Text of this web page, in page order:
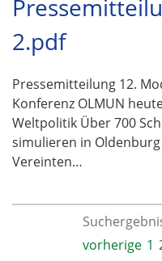
2.pdf
Pressemitteilung 12.
Konferenz OLMUN
Weltpolitik Über 700
simulieren in
Vereinten…
vorherige 1